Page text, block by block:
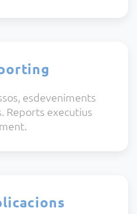
esdeveniments
Reports executius